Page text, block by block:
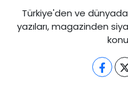
Türkiye'den ve
yazıları, magazinden